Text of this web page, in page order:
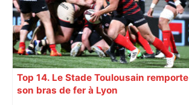
Top 14. Le Stade Toulousain remporte
son bras de fer à Lyon